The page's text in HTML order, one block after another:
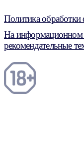
Политика обработки
На информационном
рекомендательные